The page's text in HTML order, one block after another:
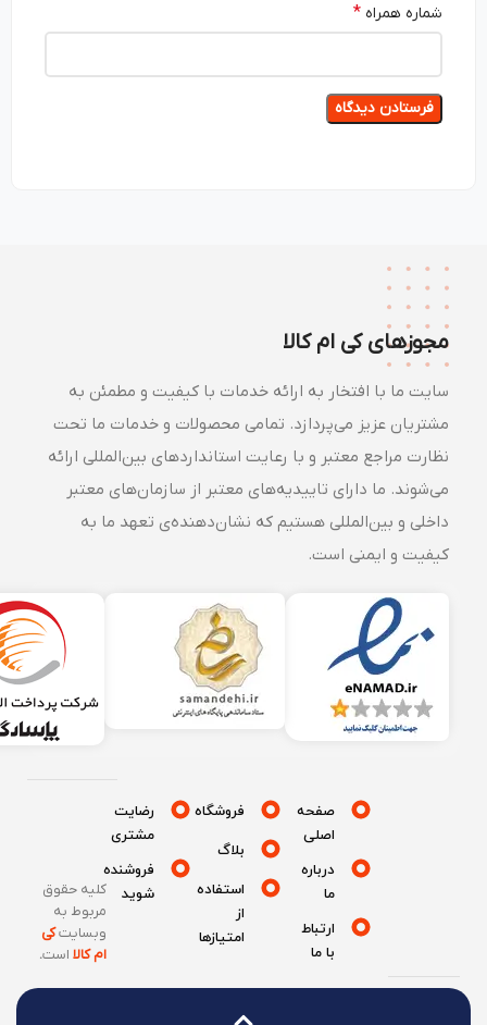
شماره همراه*
مجوزهای کی ام کالا
سایت ما با افتخار به ارائه خدمات با کیفیت و مطمئن به
مشتریان عزیز می‌پردازد. تمامی محصولات و خدمات ما تحت
نظارت مراجع معتبر و با رعایت استانداردهای بین‌المللی ارائه
می‌شوند. ما دارای تاییدیه‌های معتبر از سازمان‌های معتبر
داخلی و بین‌المللی هستیم که نشان‌دهنده‌ی تعهد ما به
کیفیت و ایمنی است.
صفحه
درباره
ارتباط
فروشگاه
بلاگ
استفاده
امتیازها
رضایت
مشتری
فروشنده
شوید
کلیه حقوق
مربوط به
وبسایتکی
ام کالااست.